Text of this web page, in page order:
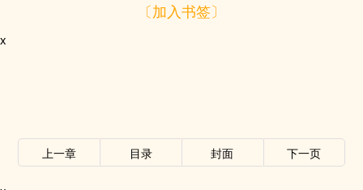
〔加入书签〕
x
上一章 目录 封面 下一页